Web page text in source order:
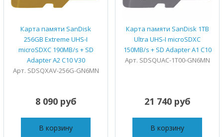
Карта памяти SanDisk
256GB Extreme UHS-I
microSDXC 190MB/s + SD
Adapter A2 C10 V30
Арт. SDSQXAV-256G-GN6MN
8 090 руб
В корзину
Карта памяти SanDisk 1TB
Ultra UHS-I microSDXC
150MB/s + SD Adapter A1 C10
Арт. SDSQUAC-1T00-GN6MN
21 740 руб
В корзину